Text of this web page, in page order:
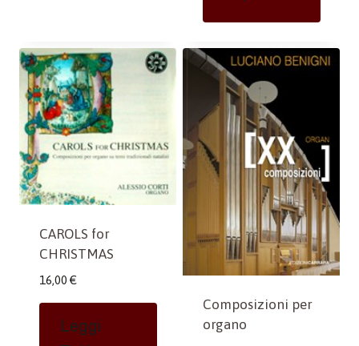
CAROLS for
CHRISTMAS
16,00 €
Leggi
Composizioni per
organo